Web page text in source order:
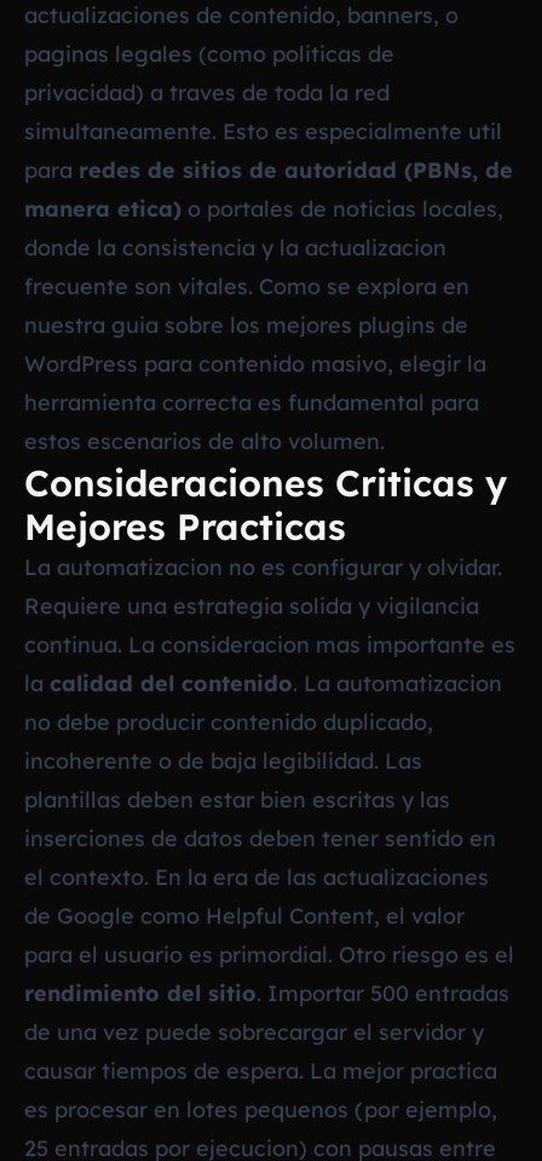
actualizaciones de contenido, banners, o
paginas legales (como politicas de
privacidad) a traves de toda la red
simultaneamente. Esto es especialmente util
para redes de sitios de autoridad (PBNs, de
manera etica) o portales de noticias locales,
donde la consistencia y la actualizacion
frecuente son vitales. Como se explora en
nuestra guia sobre los mejores plugins de
WordPress para contenido masivo, elegir la
herramienta correcta es fundamental para
estos escenarios de alto volumen.
Consideraciones Criticas y
Mejores Practicas
La automatizacion no es configurar y olvidar.
Requiere una estrategia solida y vigilancia
continua. La consideracion mas importante es
la calidad del contenido. La automatizacion
no debe producir contenido duplicado,
incoherente o de baja legibilidad. Las
plantillas deben estar bien escritas y las
inserciones de datos deben tener sentido en
el contexto. En la era de las actualizaciones
de Google como Helpful Content, el valor
para el usuario es primordial. Otro riesgo es el
rendimiento del sitio. Importar 500 entradas
de una vez puede sobrecargar el servidor y
causar tiempos de espera. La mejor practica
es procesar en lotes pequenos (por ejemplo,
25 entradas por ejecucion) con pausas entre